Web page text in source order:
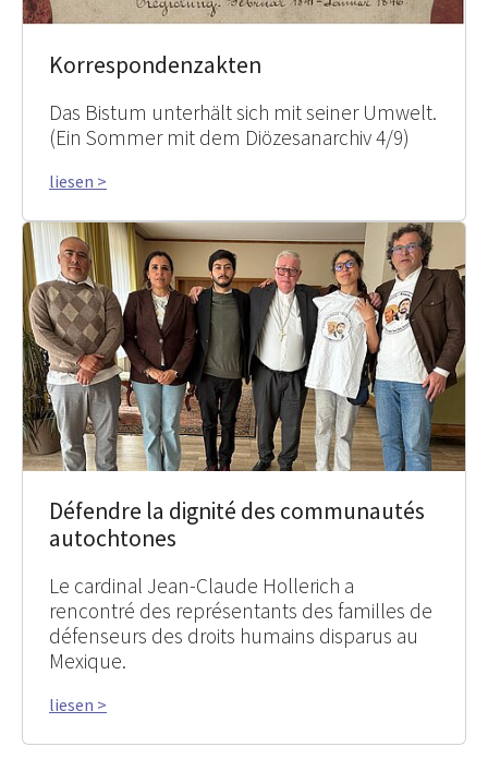
Korrespondenzakten
Das Bistum unterhält sich mit seiner Umwelt.
(Ein Sommer mit dem Diözesanarchiv 4/9)
liesen >
Défendre la dignité des communautés
autochtones
Le cardinal Jean-Claude Hollerich a
rencontré des représentants des familles de
défenseurs des droits humains disparus au
Mexique.
liesen >